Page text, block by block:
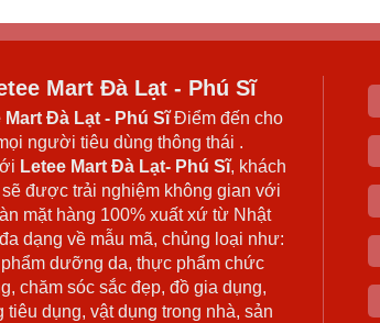
Mart Đà Lạt - Phú Sĩ
Mart Đà Lạt - Phú SĩĐiểm đến cho
người tiêu dùng thông thái .
Letee Mart Đà Lạt- Phú Sĩ, khách
sẽ được trải nghiệm không gian với
mặt hàng 100% xuất xứ từ Nhật
dạng về mẫu mã, chủng loại như:
phẩm dưỡng da, thực phẩm chức
chăm sóc sắc đẹp, đồ gia dụng,
tiêu dụng, vật dụng trong nhà, sản